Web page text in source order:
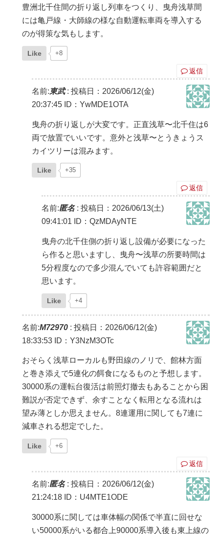
豊洲北千住間の折り返し列車をつくり、曳舟浅草間
には亀戸線・大師線の様な自動運転車両を導入する
のが得策な気もします。
Like +8
返信
名前:東武: 投稿日：2026/06/12(金)
20:37:45 ID：YwMDE1OTA
曳舟の折り返しが大変です。正直浅草〜北千住は6
両で放置でいいです。意外と浅草〜とうきょうス
カイツリーは混みます。
Like +35
返信
名前:匿名: 投稿日：2026/06/13(土)
09:41:01
ID：QzMDAyNTE
曳舟の北千住側の折り返し設備が必要になった
ら作ると思いますし、曳舟〜浅草の所要時間は
5分程度なので多少混んでいても許容範囲だと
思います。
Like +4
名前:M72970 : 投稿日：2026/06/12(金)
18:33:53 ID：Y3NzM3OTc
おそらく浅草ローカルも野田線のノリで、館林方面
と巻き添えで5連化の餌食になるものと予想します。
30000系の運転台復活は前照灯撤去もあることから困
難説が否定できず、余すことなく転用となる流れは
望み薄としか思えません。8連運用に関しても7連に
減車される想定でした。
Like +6
返信
名前:匿名: 投稿日：2026/06/12(金)
21:24:18 ID：U4MTE1ODE
30000系に関しては車体幅の関係で半直に回せな
い50000系がいる都合上90000系導入後も東上線の